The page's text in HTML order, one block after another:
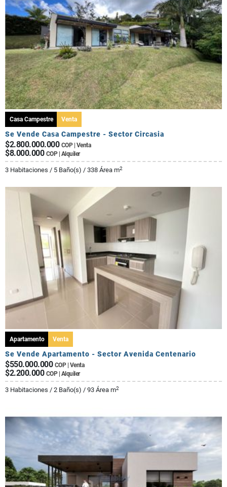
Casa Campestre Venta
Se Vende Casa Campestre - Sector Circasia
$2.800.000.000 COP | Venta
$8.000.000 COP | Alquiler
3 Habitaciones / 5 Baño(s) / 338 Área m2
Apartamento Venta
Se Vende Apartamento - Sector Avenida Centenario
$550.000.000 COP | Venta
$2.200.000 COP | Alquiler
3 Habitaciones / 2 Baño(s) / 93 Área m2